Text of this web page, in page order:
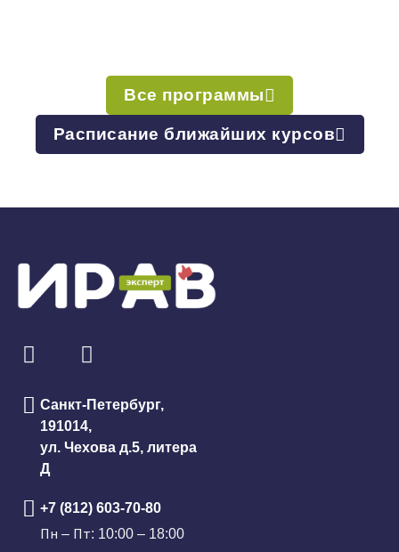
Все программы
Расписание ближайших курсов
Санкт-Петербург,
191014,
ул. Чехова д.5, литера
Д
+7 (812) 603-70-80
Пн – Пт: 10:00 – 18:00